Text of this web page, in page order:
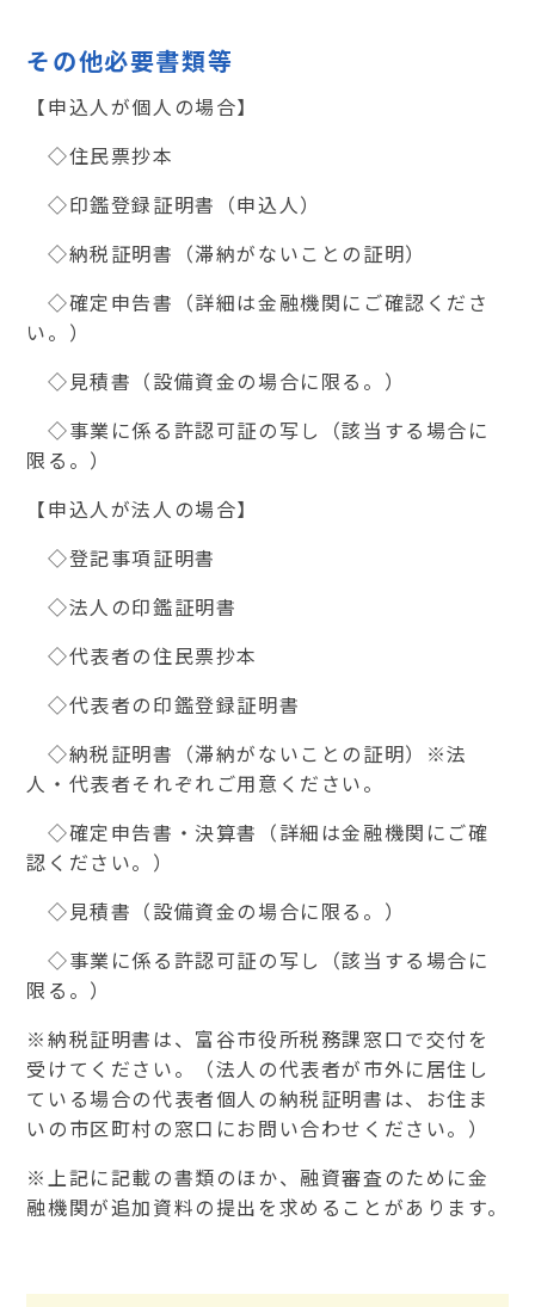
その他必要書類等
【申込人が個人の場合】
◇住民票抄本
◇印鑑登録証明書（申込人）
◇納税証明書（滞納がないことの証明）
◇確定申告書（詳細は金融機関にご確認くださ
い。）
◇見積書（設備資金の場合に限る。）
◇事業に係る許認可証の写し（該当する場合に
限る。）
【申込人が法人の場合】
◇登記事項証明書
◇法人の印鑑証明書
◇代表者の住民票抄本
◇代表者の印鑑登録証明書
◇納税証明書（滞納がないことの証明）※法
人・代表者それぞれご用意ください。
◇確定申告書・決算書（詳細は金融機関にご確
認ください。）
◇見積書（設備資金の場合に限る。）
◇事業に係る許認可証の写し（該当する場合に
限る。）
※納税証明書は、富谷市役所税務課窓口で交付を
受けてください。（法人の代表者が市外に居住し
ている場合の代表者個人の納税証明書は、お住ま
いの市区町村の窓口にお問い合わせください。）
※上記に記載の書類のほか、融資審査のために金
融機関が追加資料の提出を求めることがあります。